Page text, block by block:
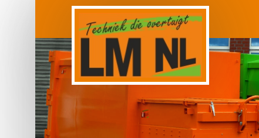
Spring naar hoofd-inhoud